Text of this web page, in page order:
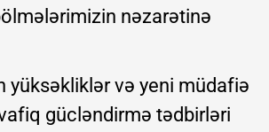
nəzarətinə
yüksəkliklər və yeni müdafiə
gücləndirmə tədbirləri